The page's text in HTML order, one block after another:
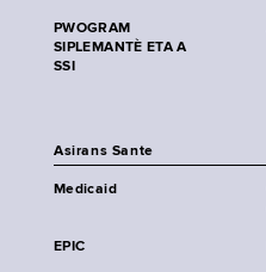
PWOGRAM
SIPLEMANTÈ ETA A
SSI
Asirans Sante
Medicaid
EPIC